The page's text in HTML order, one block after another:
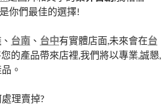
你們最佳的選擇!
、 台南 、 台中有實體店面,未來會在台
的產品帶來店裡,我們將以專業,誠懇,
。
理賣掉?